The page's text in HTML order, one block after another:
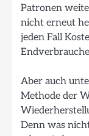
Patronen
nicht erneut
jeden Fall
Aber auch
Methode der
Denn was